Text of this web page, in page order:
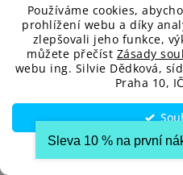
Používáme cookies,
prohlížení webu a díky
zlepšovali jeho funkce,
můžete přečíst Zásady
webu ing. Silvie Dědková,
Praha 10,
Elegantní pouzdrové
přiléhavým střihem a
Univerzální
Sleva 10 % na první